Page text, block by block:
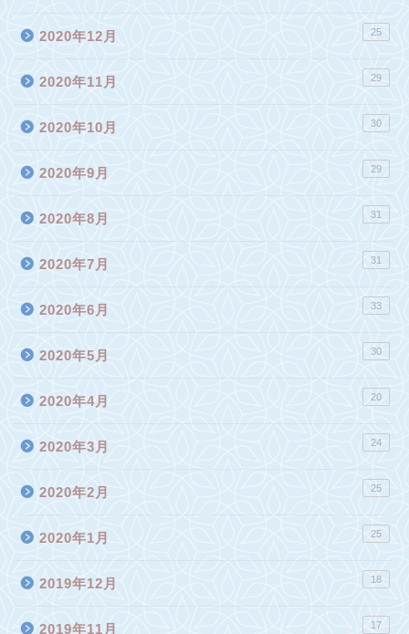
2020年12月 25
2020年11月 29
2020年10月 30
2020年9月 29
2020年8月 31
2020年7月 31
2020年6月 33
2020年5月 30
2020年4月 20
2020年3月 24
2020年2月 25
2020年1月 25
2019年12月 18
2019年11月 17